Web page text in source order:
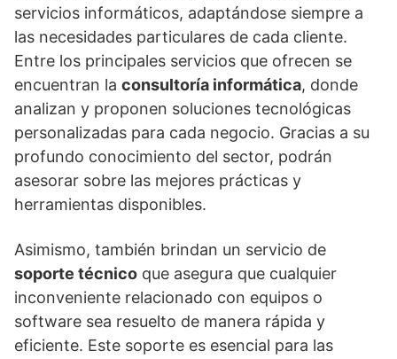
servicios informáticos, adaptándose siempre a
las necesidades particulares de cada cliente.
Entre los principales servicios que ofrecen se
encuentran la consultoría informática, donde
analizan y proponen soluciones tecnológicas
personalizadas para cada negocio. Gracias a su
profundo conocimiento del sector, podrán
asesorar sobre las mejores prácticas y
herramientas disponibles.
Asimismo, también brindan un servicio de
soporte técnico que asegura que cualquier
inconveniente relacionado con equipos o
software sea resuelto de manera rápida y
eficiente. Este soporte es esencial para las